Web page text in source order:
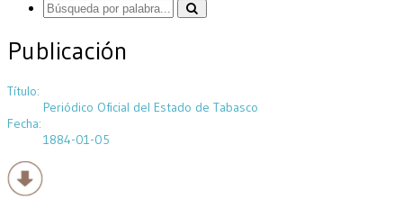
Publicación
Título:
Periódico Oficial del Estado de Tabasco
Fecha:
1884-01-05